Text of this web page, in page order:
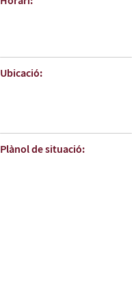
Ubicació:
Plànol de situació: